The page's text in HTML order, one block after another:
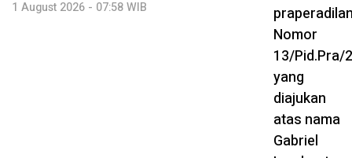
1 August 2026 - 07:58 WIB